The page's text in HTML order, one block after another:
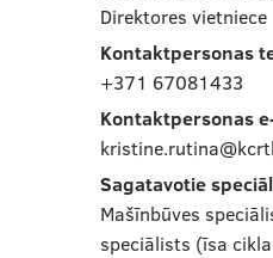
Direktores vietniece
Kontaktpersonas
+371 67081433
Kontaktpersonas
Sagatavotie
Mašīnbūves
speciālists (īsa